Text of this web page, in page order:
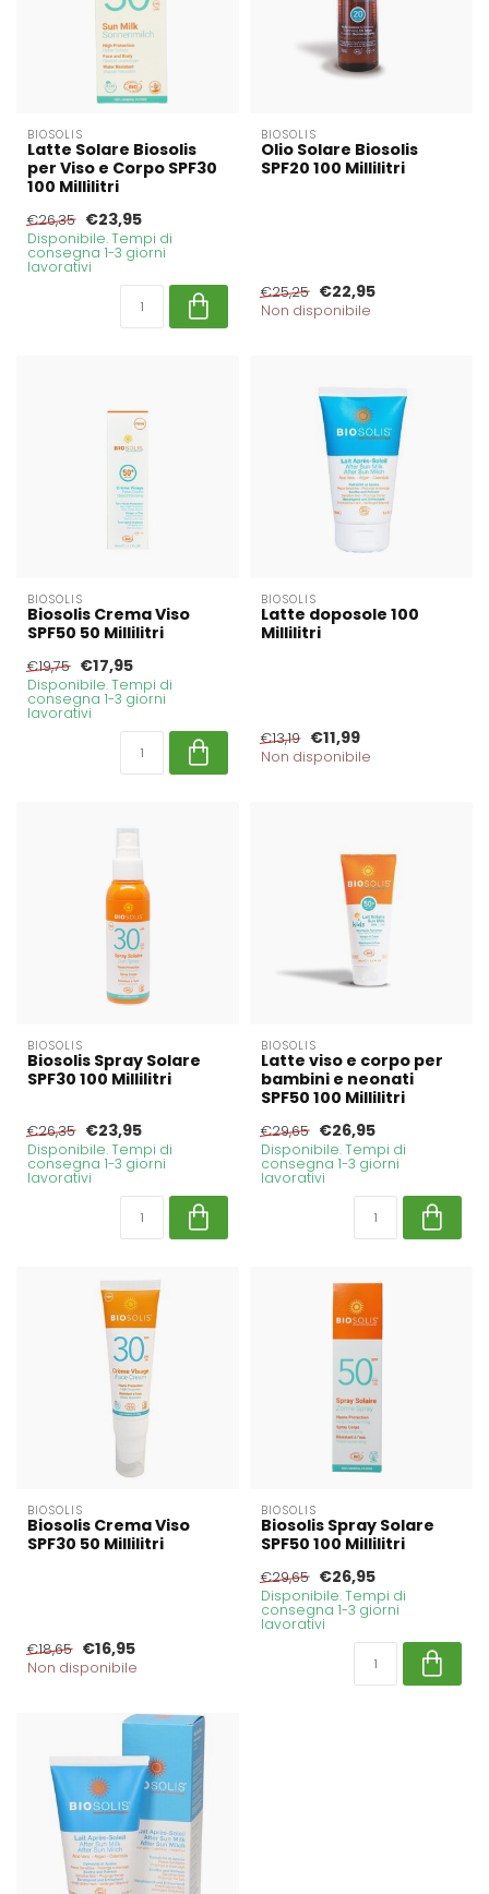
BIOSOLIS
Latte Solare Biosolis
per Viso e Corpo SPF30
100 Millilitri
€26,35 €23,95
Disponibile. Tempi di
consegna 1-3 giorni
lavorativi
BIOSOLIS
Olio Solare Biosolis
SPF20 100 Millilitri
€25,25 €22,95
Non disponibile
BIOSOLIS
Biosolis Crema Viso
SPF50 50 Millilitri
€19,75 €17,95
Disponibile. Tempi di
consegna 1-3 giorni
lavorativi
BIOSOLIS
Latte doposole 100
Millilitri
€13,19 €11,99
Non disponibile
BIOSOLIS
Biosolis Spray Solare
SPF30 100 Millilitri
€26,35 €23,95
Disponibile. Tempi di
consegna 1-3 giorni
lavorativi
BIOSOLIS
Latte viso e corpo per
bambini e neonati
SPF50 100 Millilitri
€29,65 €26,95
Disponibile. Tempi di
consegna 1-3 giorni
lavorativi
BIOSOLIS
Biosolis Crema Viso
SPF30 50 Millilitri
€18,65 €16,95
Non disponibile
BIOSOLIS
Biosolis Spray Solare
SPF50 100 Millilitri
€29,65 €26,95
Disponibile. Tempi di
consegna 1-3 giorni
lavorativi